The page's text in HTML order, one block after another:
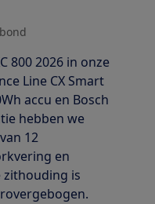
800 2026 in onze
Line CX Smart
accu en Bosch
hebben we
12
en
zithouding is